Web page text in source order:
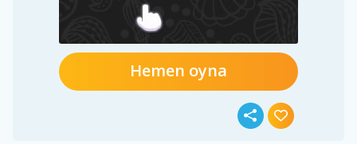
Hemen oyna